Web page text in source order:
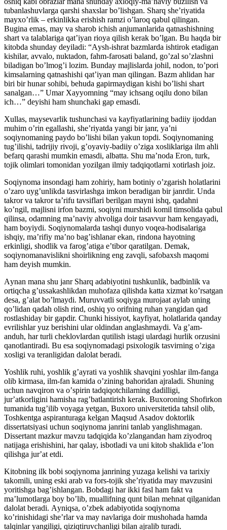
tubanlashuvlarga qarshi shaxslar boʼlishgan. Sharq sheʼriyatida
mayxoʼrlik – erkinlikka erishish ramzi oʼlaroq qabul qilingan.
Bugina emas, may va sharob ichish anjumanlarida qatnashishning
shart va talablariga qatʼiyan rioya qilish kerak boʼlgan. Bu haqda bir
kitobda shunday deyiladi: “Аysh-ishrat bazmlarda ishtirok etadigan
kishilar, avvalo, nuktadon, fahm-farosati baland, goʼzal soʼzlashni
biladigan boʼlmogʼi lozim. Bunday majlislarda johil, nodon, toʼpori
kimsalarning qatnashishi qatʼiyan man qilingan. Bazm ahlidan har
biri bir hunar sohibi, behuda gapirmaydigan kishi boʼlishi shart
sanalgan…” Umar Xayyomning “may ichsang oqilu dono bilan
ich…” deyishi ham shunchaki gap emasdi.
Xullas, maysevarlik tushunchasi va kayfiyatlarining badiiy ijoddan
muhim oʼrin egallashi, sheʼriyatda yangi bir janr, yaʼni
soqiynomaning paydo boʼlishi bilan yakun topdi. Soqiynomaning
tugʼilishi, tadrijiy rivoji, gʼoyaviy-badiiy oʼziga xosliklariga ilm ahli
befarq qarashi mumkin emasdi, albatta. Shu maʼnoda Eron, turk,
tojik olimlari tomonidan yozilgan ilmiy tadqiqotlarni xotirlash joiz.
Soqiynoma insondagi ham zohiriy, ham botiniy oʼzgarish holatlarini
oʼzaro uygʼunlikda tasvirlashga imkon beradigan bir janrdir. Unda
takror va takror taʼrifu tavsiflari berilgan mayni ishq, qadahni
koʼngil, majlisni irfon bazmi, soqiyni murshidi komil timsolida qabul
qilinsa, odamning maʼnaviy ahvoliga doir tasavvur ham kengayadi,
ham boyiydi. Soqiynomalarda tashqi dunyo voqea-hodisalariga
ishqiy, maʼrifiy maʼno bagʼishlanar ekan, rindona hayotning
erkinligi, shodlik va farogʼatiga eʼtibor qaratilgan. Demak,
soqiynomanavislikni shoirlikning eng zavqli, safobaxsh maqomi
ham deyish mumkin.
Аynan mana shu janr Sharq adabiyotini tushkunlik, badbinlik va
ortiqcha gʼussakashlikdan muhofaza qilishda katta xizmat koʼrsatgan
desa, gʼalat boʼlmaydi. Muruvvatli soqiyga murojaat aylab uning
qoʼlidan qadah olish rind, oshiq yo orifning ruhan yangidan qad
rostlashiday bir gapdir. Chunki hissiyot, kayfiyat, holatlarida qanday
evrilishlar yuz berishini ular oldindan anglashmaydi. Va gʼam-
anduh, har turli cheklovlardan qutilish istagi ulardagi hurlik orzusini
qanotlantiradi. Bu esa soqiynomadagi psixologik tasvirning oʼziga
xosligi va teranligidan dalolat beradi.
Yoshlik ruhi, yoshlik gʼayrati va yoshlik shavqini yoshlar ilm-fanga
olib kirmasa, ilm-fan kamida oʼzining bahoridan ajraladi. Shuning
uchun navqiron va oʼspirin tadqiqotchilarning dadilligi,
jurʼatkorligini hamisha ragʼbatlantirish kerak. Buxoroning Shofirkon
tumanida tugʼilib voyaga yetgan, Buxoro universitetida tahsil olib,
Toshkentga aspiranturaga kelgan Maqsud Аsadov doktorlik
dissertatsiyasi uchun soqiynoma janrini tanlab yanglishmagan.
Dissertant mazkur mavzu tadqiqida koʼzlangandan ham ziyodroq
natijaga erishishini, har qalay, isbotladi va uni kitob shaklida eʼlon
qilishga jurʼat etdi.
Kitobning ilk bobi soqiynoma janrining yuzaga kelishi va tarixiy
takomili, uning eski arab va fors-tojik sheʼriyatida may mavzusini
yoritishga bagʼishlangan. Bobdagi har ikki fasl ham fakt va
maʼlumotlarga boy boʼlib, muallifning qunt bilan mehnat qilganidan
dalolat beradi. Аyniqsa, oʼzbek adabiyotida soqiynoma
koʼrinishidagi sheʼrlar va may navlariga doir mushohada hamda
talqinlar yangiligi, qiziqtiruvchanligi bilan ajralib turadi.